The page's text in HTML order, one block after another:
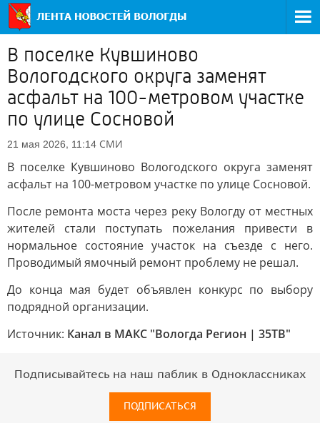
В поселке Кувшиново
Вологодского округа заменят
асфальт на 100-метровом участке
по улице Сосновой
21 мая 2026, 11:14 СМИ
В поселке Кувшиново Вологодского округа заменят
асфальт на 100-метровом участке по улице Сосновой.
После ремонта моста через реку Вологду от местных
жителей стали поступать пожелания привести в
нормальное состояние участок на съезде с него.
Проводимый ямочный ремонт проблему не решал.
До конца мая будет объявлен конкурс по выбору
подрядной организации.
Источник: Канал в МАКС "Вологда Регион | 35ТВ"
Подписывайтесь на наш паблик в Одноклассниках
ПОДПИСАТЬСЯ